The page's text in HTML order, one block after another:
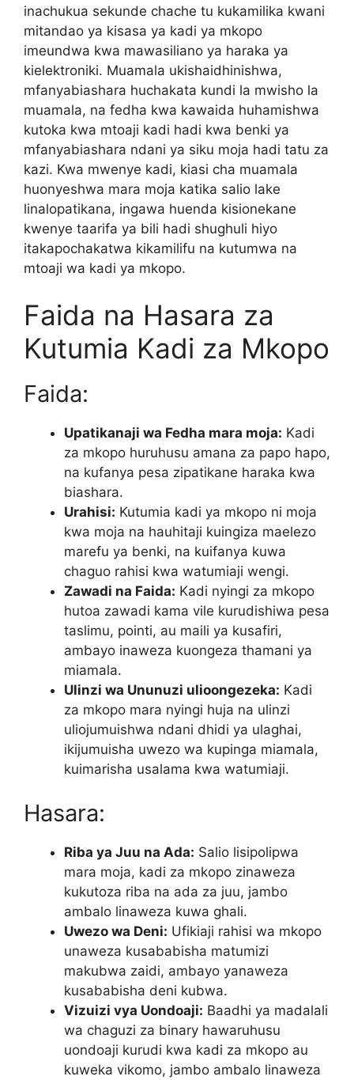
inachukua sekunde chache tu kukamilika kwani
mitandao ya kisasa ya kadi ya mkopo
imeundwa kwa mawasiliano ya haraka ya
kielektroniki. Muamala ukishaidhinishwa,
mfanyabiashara huchakata kundi la mwisho la
muamala, na fedha kwa kawaida huhamishwa
kutoka kwa mtoaji kadi hadi kwa benki ya
mfanyabiashara ndani ya siku moja hadi tatu za
kazi. Kwa mwenye kadi, kiasi cha muamala
huonyeshwa mara moja katika salio lake
linalopatikana, ingawa huenda kisionekane
kwenye taarifa ya bili hadi shughuli hiyo
itakapochakatwa kikamilifu na kutumwa na
mtoaji wa kadi ya mkopo.
Faida na Hasara za
Kutumia Kadi za Mkopo
Faida:
Upatikanaji wa Fedha mara moja: Kadi
za mkopo huruhusu amana za papo hapo,
na kufanya pesa zipatikane haraka kwa
biashara.
Urahisi: Kutumia kadi ya mkopo ni moja
kwa moja na hauhitaji kuingiza maelezo
marefu ya benki, na kuifanya kuwa
chaguo rahisi kwa watumiaji wengi.
Zawadi na Faida: Kadi nyingi za mkopo
hutoa zawadi kama vile kurudishiwa pesa
taslimu, pointi, au maili ya kusafiri,
ambayo inaweza kuongeza thamani ya
miamala.
Ulinzi wa Ununuzi ulioongezeka: Kadi
za mkopo mara nyingi huja na ulinzi
uliojumuishwa ndani dhidi ya ulaghai,
ikijumuisha uwezo wa kupinga miamala,
kuimarisha usalama kwa watumiaji.
Hasara:
Riba ya Juu na Ada: Salio lisipolipwa
mara moja, kadi za mkopo zinaweza
kukutoza riba na ada za juu, jambo
ambalo linaweza kuwa ghali.
Uwezo wa Deni: Ufikiaji rahisi wa mkopo
unaweza kusababisha matumizi
makubwa zaidi, ambayo yanaweza
kusababisha deni kubwa.
Vizuizi vya Uondoaji: Baadhi ya madalali
wa chaguzi za binary hawaruhusu
uondoaji kurudi kwa kadi za mkopo au
kuweka vikomo, jambo ambalo linaweza